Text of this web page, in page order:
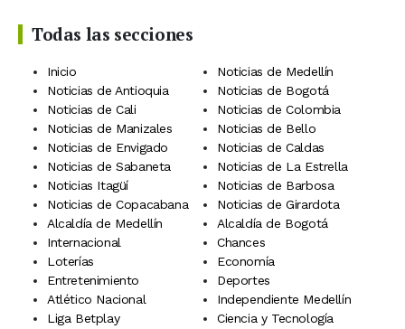
Todas las secciones
Inicio
Noticias de Medellín
Noticias de Antioquia
Noticias de Bogotá
Noticias de Cali
Noticias de Colombia
Noticias de Manizales
Noticias de Bello
Noticias de Envigado
Noticias de Caldas
Noticias de Sabaneta
Noticias de La Estrella
Noticias Itagüí
Noticias de Barbosa
Noticias de Copacabana
Noticias de Girardota
Alcaldía de Medellín
Alcaldía de Bogotá
Internacional
Chances
Loterías
Economía
Entretenimiento
Deportes
Atlético Nacional
Independiente Medellín
Liga Betplay
Ciencia y Tecnología